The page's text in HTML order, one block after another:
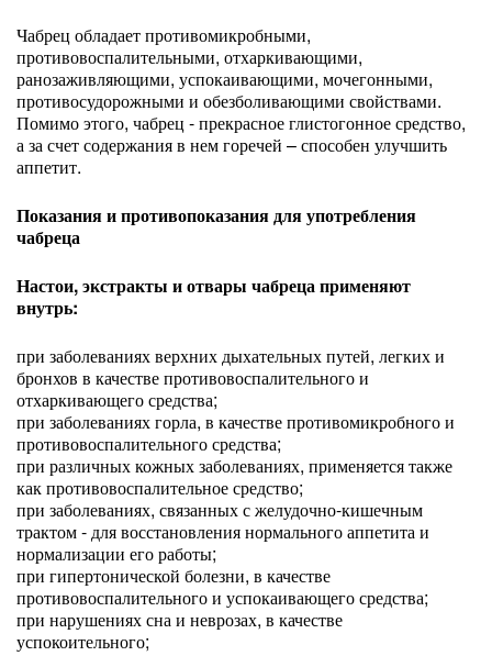
Чабрец обладает противомикробными,
противовоспалительными, отхаркивающими,
ранозаживляющими, успокаивающими, мочегонными,
противосудорожными и обезболивающими свойствами.
Помимо этого, чабрец - прекрасное глистогонное средство,
а за счет содержания в нем горечей – способен улучшить
аппетит.
Показания и противопоказания для употребления
чабреца
Настои, экстракты и отвары чабреца применяют
внутрь:
при заболеваниях верхних дыхательных путей, легких и
бронхов в качестве противовоспалительного и
отхаркивающего средства;
при заболеваниях горла, в качестве противомикробного и
противовоспалительного средства;
при различных кожных заболеваниях, применяется также
как противовоспалительное средство;
при заболеваниях, связанных с желудочно-кишечным
трактом - для восстановления нормального аппетита и
нормализации его работы;
при гипертонической болезни, в качестве
противовоспалительного и успокаивающего средства;
при нарушениях сна и неврозах, в качестве
успокоительного;